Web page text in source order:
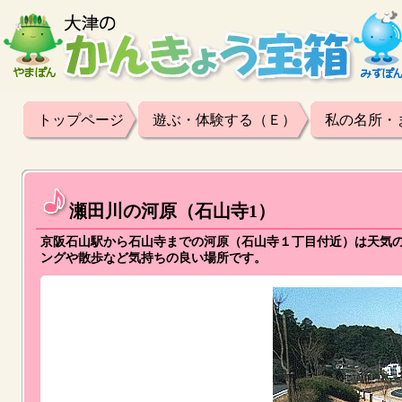
トップページ 遊ぶ・体験する（Ｅ） 私の名所・
瀬田川の河原（石山寺1）
京阪石山駅から石山寺までの河原（石山寺１丁目付近）は天
ングや散歩など気持ちの良い場所です。